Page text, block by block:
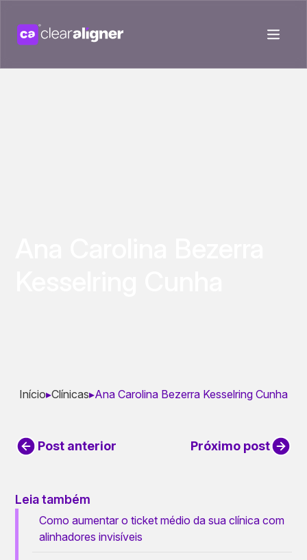
Início▸Clínicas▸Ana Carolina Bezerra Kesselring Cunha
Post anterior Próximo post
Leia também
Como aumentar o ticket médio da sua clínica com
alinhadores invisíveis